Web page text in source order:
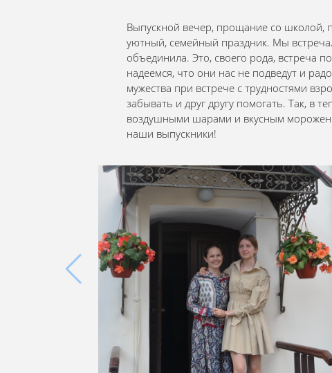
Выпускной вечер, прощание со школой,
уютный, семейный праздник. Мы
объединила. Это, своего рода, встреча
надеемся, что они нас не подведут и
мужества при встрече с трудностями
забывать и друг другу помогать. Так, в
воздушными шарами и вкусным
наши выпускники!